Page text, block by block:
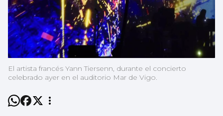
El artista francés Yann Tiersenn, durante el concierto
celebrado ayer en el auditorio Mar de Vigo.